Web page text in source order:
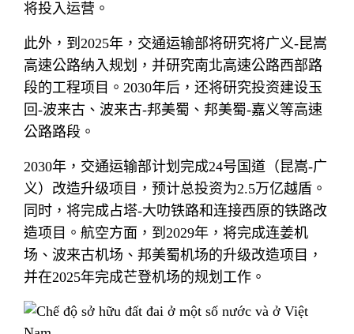
将投入运营。
此外，到2025年，交通运输部将研究将广义-昆嵩
高速公路纳入规划，并研究南北高速公路西部路
段的工程项目。2030年后，还将研究投资建设玉
回-波来古、波来古-邦美蜀、邦美蜀-嘉义等高速
公路路段。
2030年，交通运输部计划完成24号国道（昆嵩-广
义）改造升级项目，预计总投资为2.5万亿越盾。
同时，将完成占塔-大叻铁路和连接西原的铁路改
造项目。航空方面，到2029年，将完成连姜机
场、波来古机场、邦美蜀机场的升级改造项目，
并在2025年完成芒登机场的规划工作。